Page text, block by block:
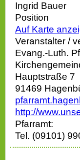
Ingrid Bauer
Position
Auf Karte
Veranstalter /
Evang.-Luth.
Hauptstraße 7
91469
http://
Pfarramt:
Tel. (09101)